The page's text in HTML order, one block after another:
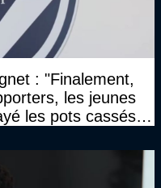
: "Finalement,
les jeunes
les pots cassés